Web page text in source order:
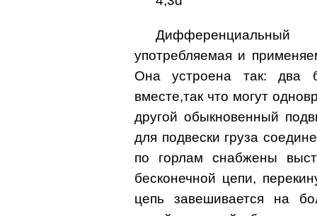
употребляемая и
Она устроена так: два
вместе,так что могут
другой обыкновенный
для подвески груза
по горлам снабжены
бесконечной цепи,
цепь завешивается на